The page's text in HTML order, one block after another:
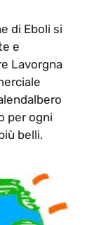
di Eboli si
e
Lavorgna
per ogni
belli.